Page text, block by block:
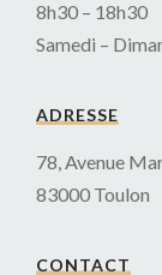
8h30 – 18h30
Samedi –
ADRESSE
78, Avenue
83000 Toulon
CONTACT